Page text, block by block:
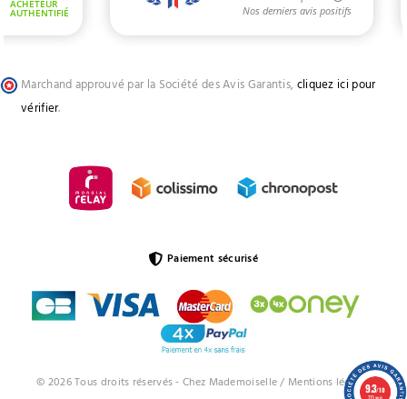
Marchand approuvé par la Société des Avis Garantis, cliquez ici pour
vérifier.
© 2026 Tous droits réservés - Chez Mademoiselle / Mentions légales
Paiement sécurisé
9.3/10